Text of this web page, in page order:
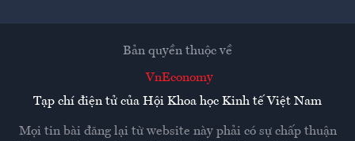
Bản quyền thuộc về
VnEconomy
Tạp chí điện tử của Hội Khoa học Kinh tế Việt Nam
Mọi tin bài đăng lại từ website này phải có sự chấp thuận